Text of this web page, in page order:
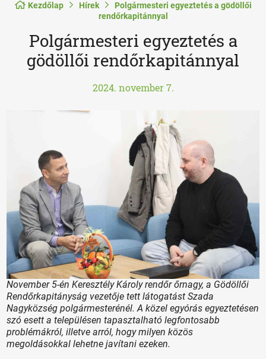
Kezdőlap Hírek
Polgármesteri egyeztetés a gödöllői
rendőrkapitánnyal
Polgármesteri egyeztetés a
gödöllői rendőrkapitánnyal
2024. november 7.
November 5-én Keresztély Károly rendőr őrnagy, a Gödöllői
Rendőrkapitányság vezetője tett látogatást Szada
Nagyközség polgármesterénél. A közel egyórás egyeztetésen
szó esett a településen tapasztalható legfontosabb
problémákról, illetve arról, hogy milyen közös
megoldásokkal lehetne javítani ezeken.